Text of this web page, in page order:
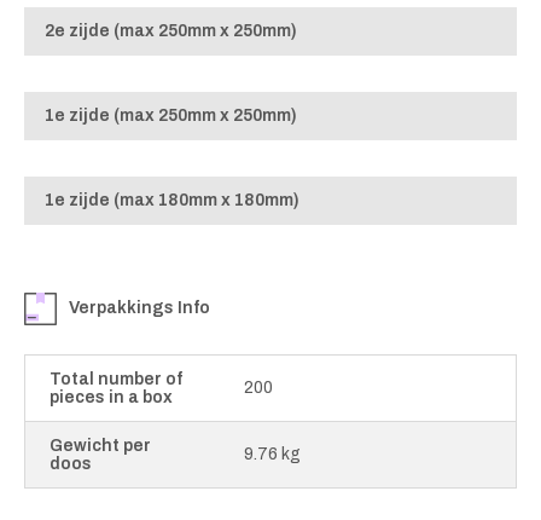
2e zijde (max 250mm x 250mm)
1e zijde (max 250mm x 250mm)
1e zijde (max 180mm x 180mm)
Verpakkings Info
Total number of
pieces in a box
200
Gewicht per
doos
9.76 kg